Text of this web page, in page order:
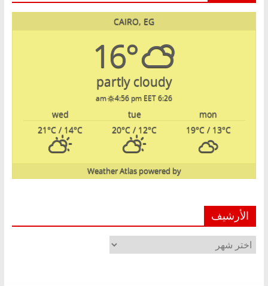
CAIRO, EG
16°
partly cloudy
6:26 am
4:56 pm EET
mon
tue
wed
19°C/ 13°C
20°C / 12°C
21°C / 14°C
powered by
Weather Atlas
الأرشيف
الأرشيف